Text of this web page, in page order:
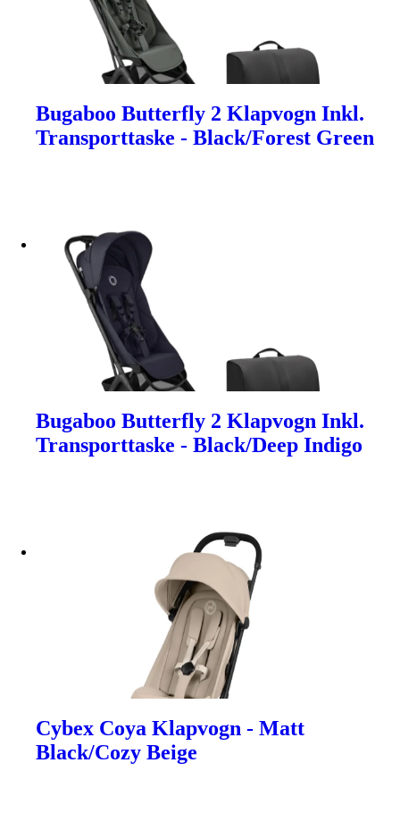
Bugaboo Butterfly 2 Klapvogn Inkl.
Transporttaske - Black/Forest Green
Bugaboo Butterfly 2 Klapvogn Inkl.
Transporttaske - Black/Deep Indigo
Cybex Coya Klapvogn - Matt
Black/Cozy Beige